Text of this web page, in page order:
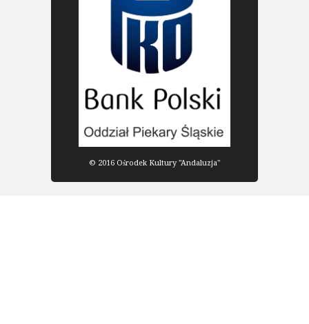
© 2016 Ośrodek Kultury "Andaluzja"